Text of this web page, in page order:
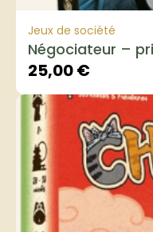
Jeux de société
Négociateur –
25,00€